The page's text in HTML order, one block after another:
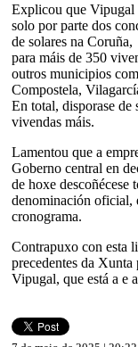
Explicou que Vipugal
solo por parte dos
de solares na
para máis de 350
outros municipios
Compostela,
En total, disporase de
vivendas máis.
Lamentou que a
Goberno central en
de hoxe descoñécese
denominación oficial,
cronograma.
Contrapuxo con esta
precedentes da
Vipugal, que está a e